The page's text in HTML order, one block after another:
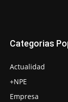
Categorias
Actualidad
+NPE
Empresa